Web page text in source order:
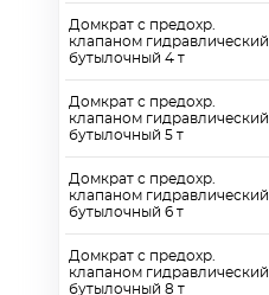
Домкрат с предохр.
клапаном гидравлический
бутылочный 4 т
Домкрат с предохр.
клапаном гидравлический
бутылочный 5 т
Домкрат с предохр.
клапаном гидравлический
бутылочный 6 т
Домкрат с предохр.
клапаном гидравлический
бутылочный 8 т